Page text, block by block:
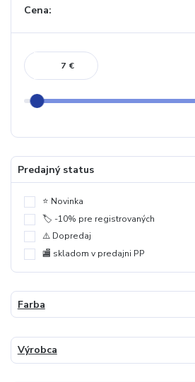
Cena:
€
Predajný status
⭐️ Novinka
🏷️ -10% pre registrovaných
⚠️ Dopredaj
🏬 skladom v predajni PP
Farba
Výrobca